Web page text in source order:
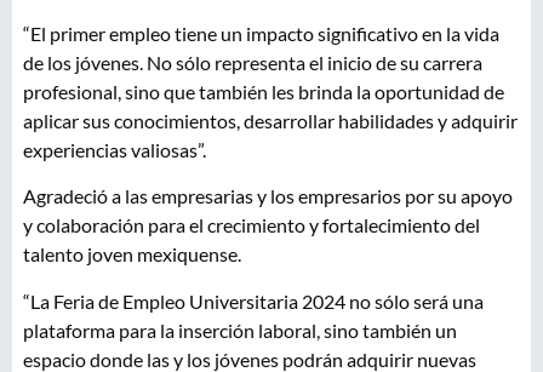
“El primer empleo tiene un impacto significativo en la vida
de los jóvenes. No sólo representa el inicio de su carrera
profesional, sino que también les brinda la oportunidad de
aplicar sus conocimientos, desarrollar habilidades y adquirir
experiencias valiosas”.
Agradeció a las empresarias y los empresarios por su apoyo
y colaboración para el crecimiento y fortalecimiento del
talento joven mexiquense.
“La Feria de Empleo Universitaria 2024 no sólo será una
plataforma para la inserción laboral, sino también un
espacio donde las y los jóvenes podrán adquirir nuevas